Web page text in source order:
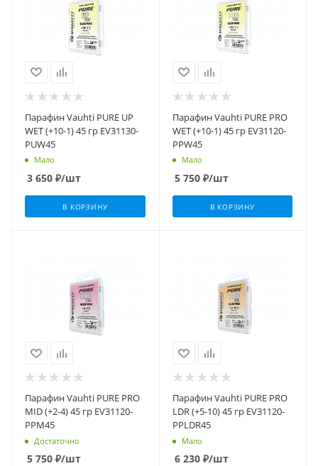
Парафин Vauhti PURE UP
WET (+10-1) 45 гр EV31130-
PUW45
Мало
3 650 ₽/шт
В КОРЗИНУ
Парафин Vauhti PURE PRO
WET (+10-1) 45 гр EV31120-
PPW45
Мало
5 750₽/шт
В КОРЗИНУ
Парафин Vauhti PURE PRO
MID (+2-4) 45 гр EV31120-
PPM45
Достаточно
5 750 ₽/шт
Парафин Vauhti PURE PRO
LDR (+5-10) 45 гр EV31120-
PPLDR45
Мало
6 230₽/шт